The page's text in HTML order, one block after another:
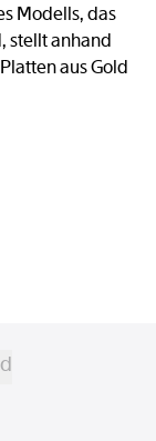
Modells, das
stellt anhand
aus Gold